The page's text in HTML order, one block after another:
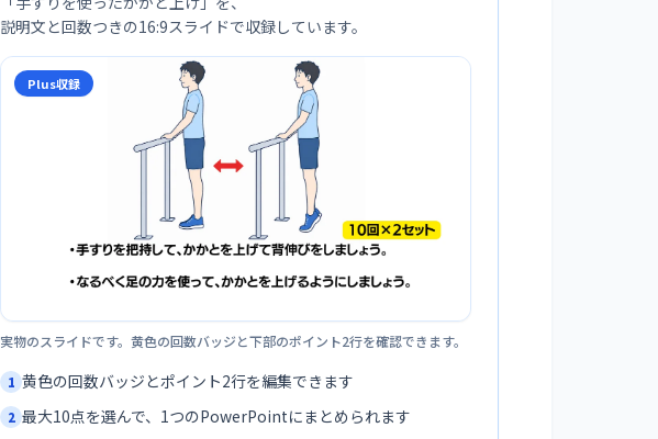
説明文と回数つきの16:9スライドで収録しています。
Plus収録
実物のスライドです。黄色の回数バッジと下部のポイント2行を確認できます。
1 黄色の回数バッジとポイント2行を編集できます
2 最大10点を選んで、1つのPowerPointにまとめられます